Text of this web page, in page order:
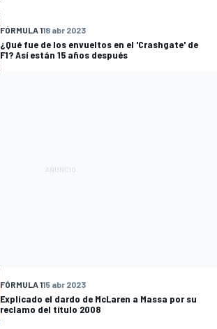
FÓRMULA 118 abr 2023
¿Qué fue de los envueltos en el 'Crashgate' de
F1? Así están 15 años después
FÓRMULA 115 abr 2023
Explicado el dardo de McLaren a Massa por su
reclamo del título 2008